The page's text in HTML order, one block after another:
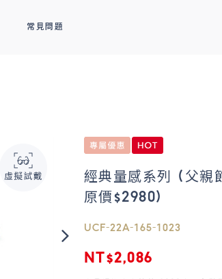
彩色隱形眼鏡
常見問題
經典量感系列 (父親
原價$2980)
UCF-22A-165-1023
NT$2,086